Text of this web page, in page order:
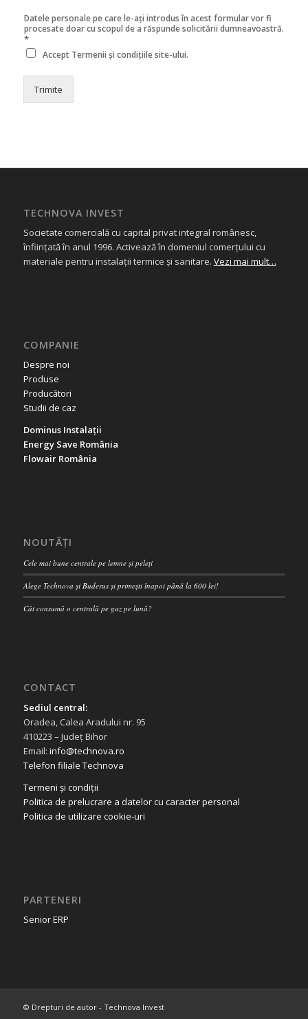
Datele personale pe care le-ați introdus în acest formular vor fi
procesate doar cu scopul de a răspunde solicitării dumneavoastră.
*
Accept Termenii și condițiilesite-ului.
Trimite
TECHNOVA INVEST
Societate comercială cu capital privat integral românesc,
înființată în anul 1996. Activează în domeniul comerțului cu
materiale pentru instalații termice și sanitare. Vezi mai mult…
COMPANIE
Despre noi
Produse
Producători
Studii de caz
Dominus Instalații
Energy Save România
Flowair România
NOUTĂȚI
Cele mai bune centrale pe lemne și peleți
Alege Technova și Buderus și primești înapoi până la 600 lei!
Cât consumă o centrală pe gaz pe lună?
CONTACT
Sediul central:
Oradea, Calea Aradului nr. 95
410223 – Județ Bihor
Email: info@technova.ro
Telefon filiale Technova
Termeni și condiții
Politica de prelucrare a datelor cu caracter personal
Politica de utilizare cookie-uri
PARTENERI
Senior ERP
© Drepturi de autor - Technova Invest